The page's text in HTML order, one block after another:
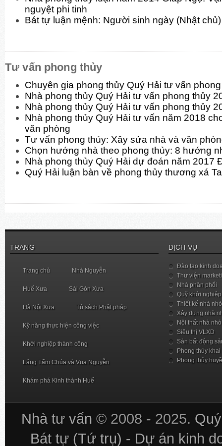
nguyệt phi tinh
Bát tự luận mệnh: Người sinh ngày (Nhật
Tư vấn phong thủy
Chuyên gia phong thủy Quý Hải tư vấn
Nhà phong thủy Quý Hải tư vấn phong thủy
Nhà phong thủy Quý Hải tư vấn phong thủy
Nhà phong thủy Quý Hải tư vấn năm 2018
văn phòng
Tư vấn phong thủy: Xây sửa nhà và văn
Chọn hướng nhà theo phong thủy: 8 hướng
Nhà phong thủy Quý Hải dự đoán năm 2017
Quý Hải luận bàn về phong thủy thương xá
TRANG
Trang chủ Nhà Nguyễn
Huế Xưa Sài Gòn Xưa
Hà Nội Xưa Tủ sách Phật pháp
Kỹ năng thực hiện công việc
Khởi nghiệp thành công
Lăng Tẩm Chúa và Vua Nguyễn
Khám phá Kinh thành Huế
DỊCH VỤ
Đào tạo kinh
Thư viện
Nhà phân phối
Quỹ khởi nghiệp
Thiết kế nhà nhỏ
Xây dựng nhà
Nội thất nhà nhỏ
Siêu thị VLXD
Sàn bất động
Phong thủy khai
Phong thủy
Nhà tư vấn © 2008 - 2025.
Bát tự (Tứ trụ) - Dự án kinh